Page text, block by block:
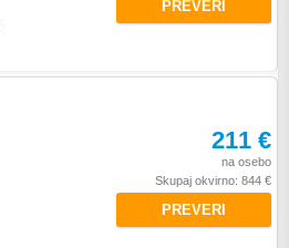
PREVERI
211 €
na osebo
Skupaj okvirno: 844 €
PREVERI